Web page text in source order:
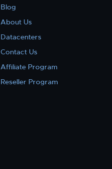
Blog
About Us
Datacenters
Contact Us
Affiliate Program
Reseller Program